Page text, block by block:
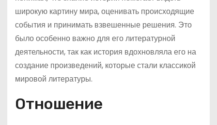
широкую картину мира, оценивать происходящие
события и принимать взвешенные решения. Это
было особенно важно для его литературной
деятельности, так как история вдохновляла его на
создание произведений, которые стали классикой
мировой литературы.
Отношение